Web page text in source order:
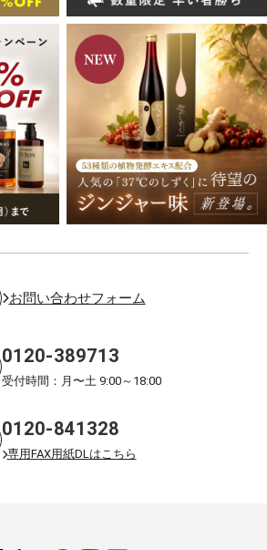
お問い合わせフォーム
0120-389713
受付時間：月〜土 9:00～18:00
0120-841328
専用FAX用紙DLはこちら